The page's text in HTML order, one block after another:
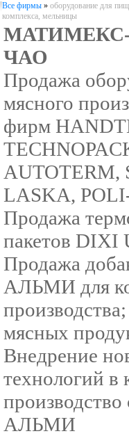
Все фирмы » оборудование для
комплекса, мельницы
ЧАО
Продажа
мясного
фирм
AUTOTERM,
LASKA,
Продажа
пакетов DIXI
Продажа
АЛЬМИ для
мясных
Внедрение
технологий в
АЛЬМИ